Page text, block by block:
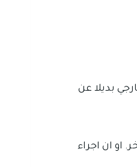
بديلا عن
او ان اجراء